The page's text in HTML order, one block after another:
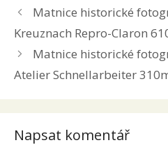
Matnice historické
Kreuznach Repro-Claron
Matnice historické
Atelier Schnellarbeiter
Napsat komentář